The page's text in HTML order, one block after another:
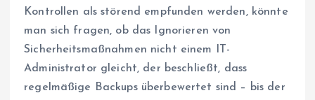
Kontrollen als störend empfunden werden, könnte
man sich fragen, ob das Ignorieren von
Sicherheitsmaßnahmen nicht einem IT-
Administrator gleicht, der beschließt, dass
regelmäßige Backups überbewertet sind – bis der